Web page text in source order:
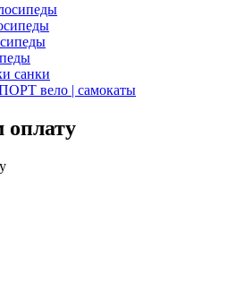
санки
вело | самокаты